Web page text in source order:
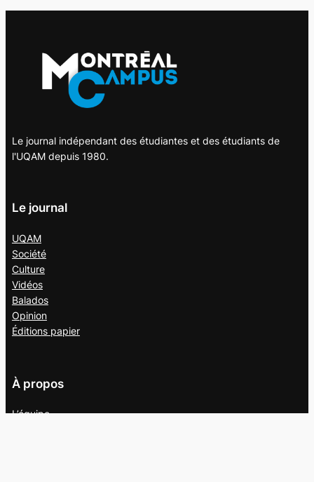
Le journal indépendant des étudiantes et des étudiants de
l'UQAM depuis 1980.
Le journal
UQAM
Société
Culture
Vidéos
Balados
Opinion
Éditions papier
À propos
L’équipe